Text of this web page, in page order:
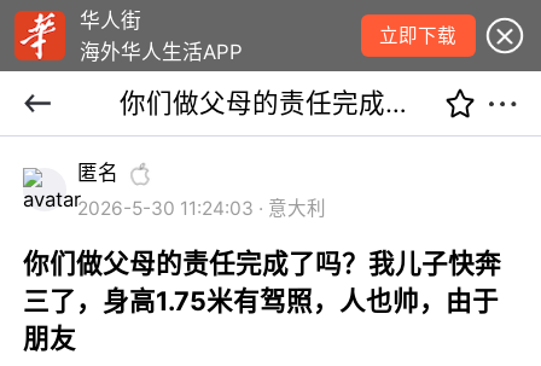
华人街
海外华人生活APP
立即下载
你们做父母的责任完成了吗？我儿子快奔三了，身高1.75米有驾照，人也帅，由于朋友
匿名
2026-5-30 11:24:03 · 意大利
你们做父母的责任完成了吗？我儿子快奔
三了，身高1.75米有驾照，人也帅，由于
朋友